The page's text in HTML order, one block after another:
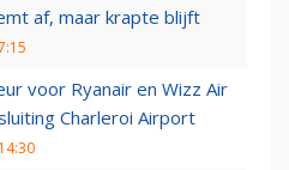
af, maar krapte blijft
voor Ryanair en Wizz Air
Charleroi Airport